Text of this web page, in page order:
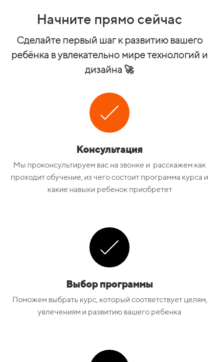
Начните прямо сейчас
Сделайте первый шаг к развитию вашего
ребёнка в увлекательно мире технологий и
дизайна 🚀
Консультация
Мы проконсультируем вас на звонке и расскажем как
проходит обучение, из чего состоит программа курса и
какие навыки ребенок приобретет
Выбор программы
Поможем выбрать курс, который соответствует целям,
увлечениям и развитию вашего ребенка